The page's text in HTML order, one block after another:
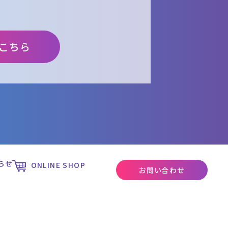
ちら
せ ONLINE SHOP お問い合わせ